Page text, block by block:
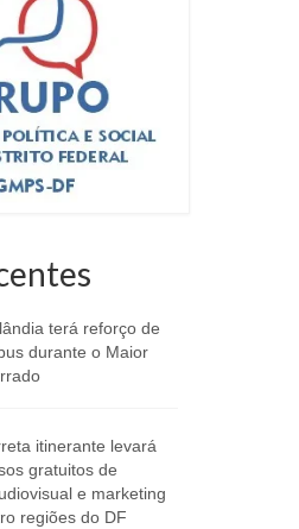
já estão sendo
de Saúde voltou a
terá reforço de
durante o Maior
itinerante levará
gratuitos de
e marketing
regiões do DF